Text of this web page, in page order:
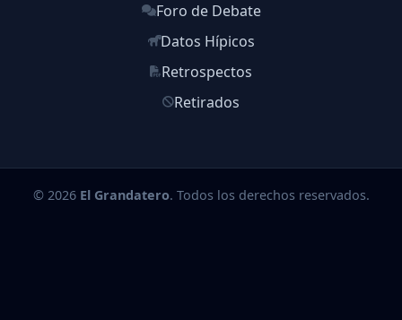
Foro de Debate
Datos Hípicos
Retrospectos
Retirados
© 2026 El Grandatero. Todos los derechos reservados.